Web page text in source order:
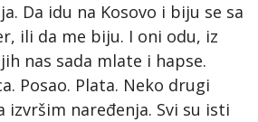
Da idu na Kosovo i biju se sa
ili da me biju. I oni odu, iz
nas sada mlate i hapse.
Posao. Plata. Neko drugi
izvršim naređenja. Svi su isti